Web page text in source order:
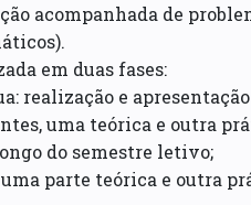
acompanhada de
em duas fases:
realização e
uma teórica e outra
do semestre letivo;
parte teórica e outra